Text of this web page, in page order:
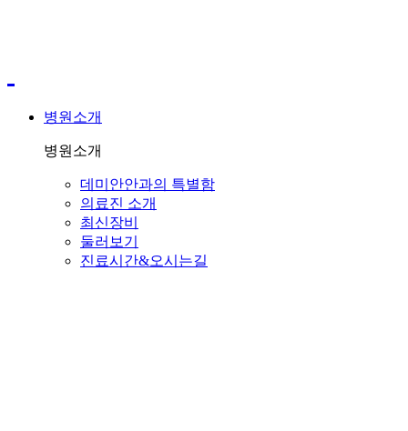
병원소개
병원소개
데미안안과의 특별함
의료진 소개
최신장비
둘러보기
진료시간&오시는길